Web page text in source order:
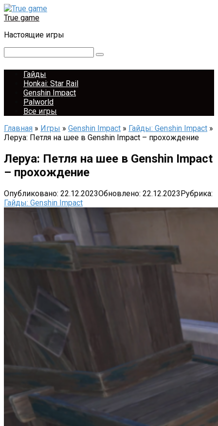
Перейти
к
True game
Настоящие игры
Гайды
Honkai: Star Rail
Genshin Impact
Palworld
Все игры
Главная » Игры » Genshin Impact » Гайды: Genshin Impact »
Леруа: Петля на шее в Genshin Impact – прохождение
Леруа: Петля на шее в Genshin Impact
– прохождение
Опубликовано: 22.12.2023Обновлено: 22.12.2023Рубрика:
Гайды: Genshin Impact